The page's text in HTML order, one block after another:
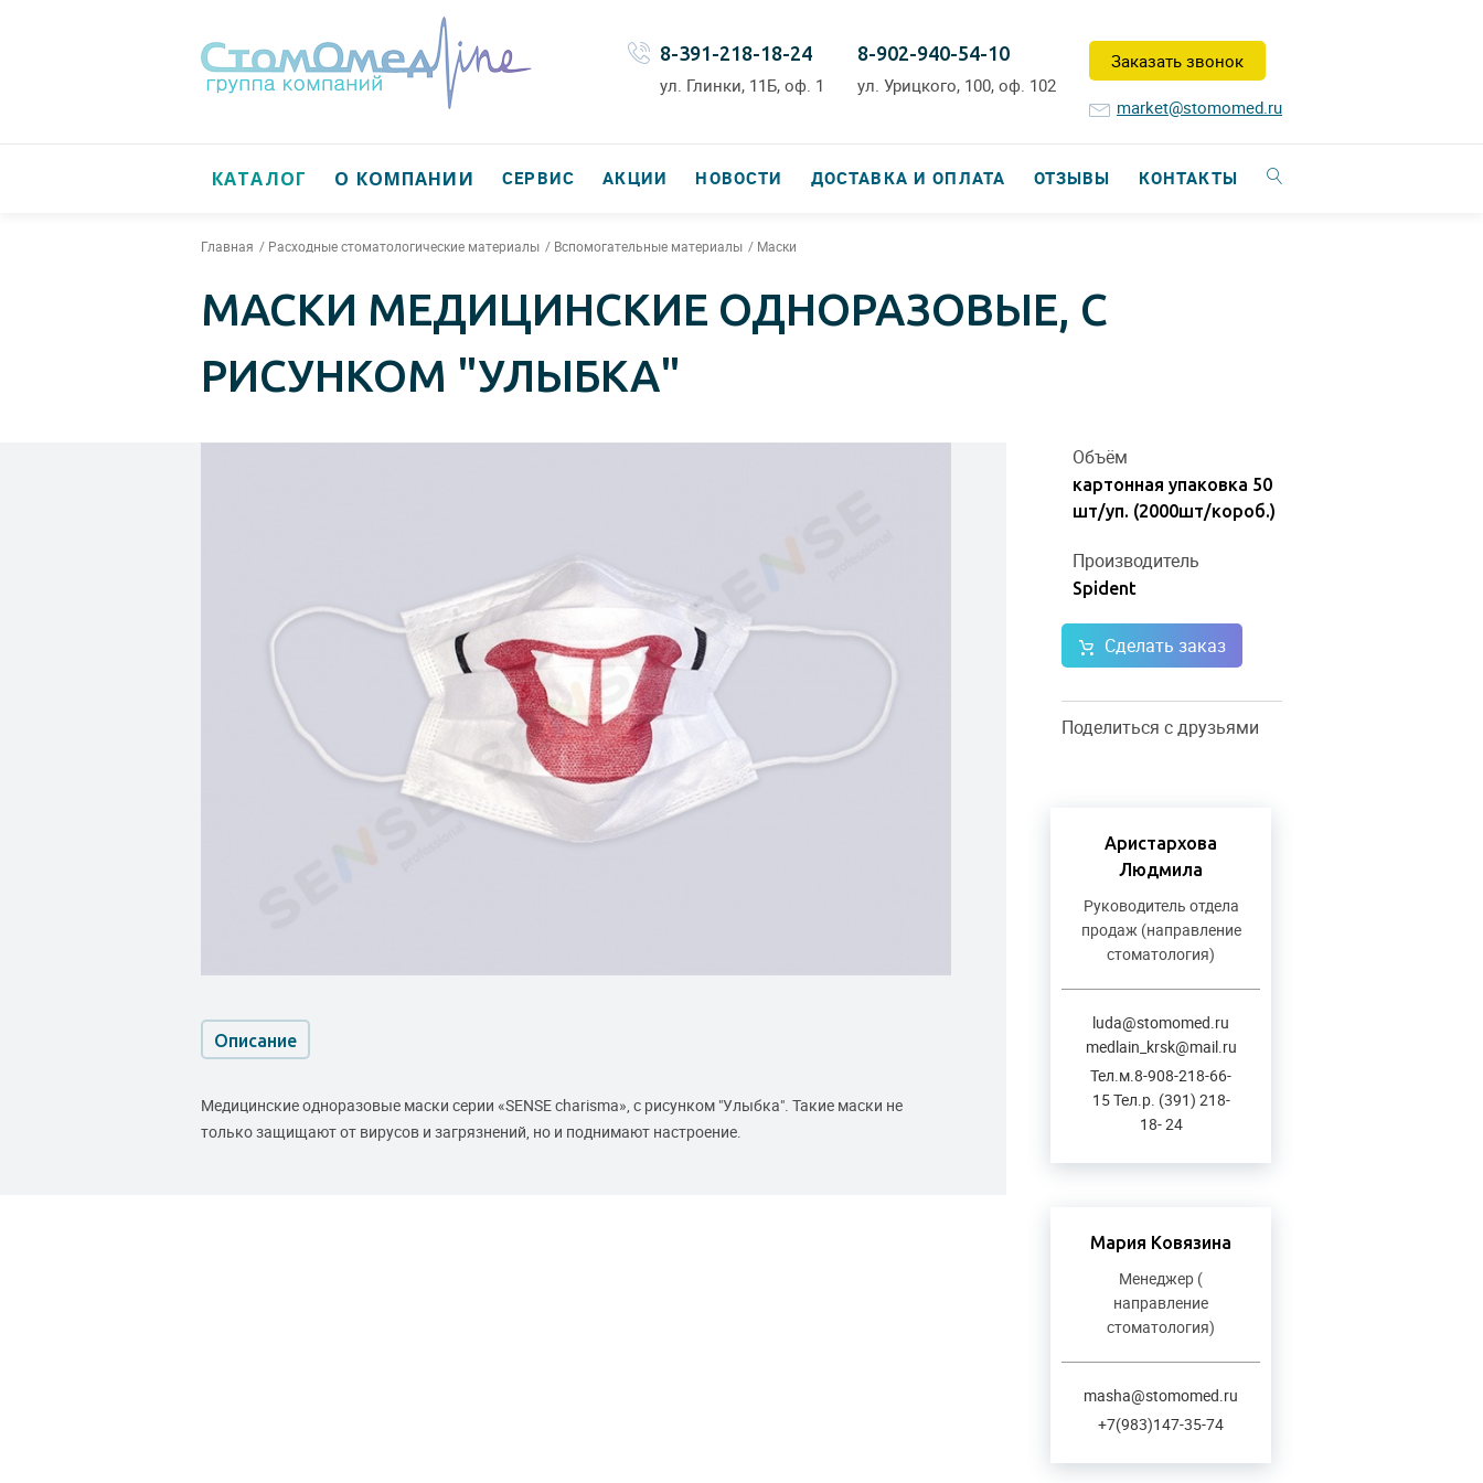
Заказать звонок
market@stomomed.ru
8-902-940-54-10
ул. Урицкого, 100, оф. 102
8-391-218-18-24
ул. Глинки, 11Б, оф. 1
КАТАЛОГ О КОМПАНИИ СЕРВИС АКЦИИ НОВОСТИ ДОСТАВКА И ОПЛАТА ОТЗЫВЫ КОНТАКТЫ
Главная Расходные стоматологические материалы Вспомогательные материалы Маски
МАСКИ МЕДИЦИНСКИЕ ОДНОРАЗОВЫЕ, С
РИСУНКОМ "УЛЫБКА"
Объём
картонная упаковка 50
шт/уп. (2000шт/короб.)
Производитель
Spident
Сделать заказ
Поделиться с друзьями
Аристархова
Людмила
Руководитель отдела
продаж (направление
стоматология)
luda@stomomed.ru
medlain_krsk@mail.ru
Тел.м.8-908-218-66-
15 Тел.р. (391) 218-
18- 24
Мария Ковязина
Менеджер (
направление
стоматология)
masha@stomomed.ru
+7(983)147-35-74
Описание
Медицинские одноразовые маски серии «SENSE charisma», с рисунком "Улыбка". Такие маски не
только защищают от вирусов и загрязнений, но и поднимают настроение.